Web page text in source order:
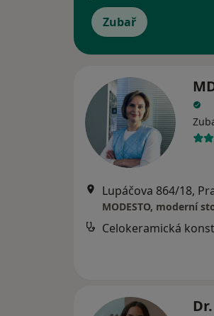
Zubař
Lupáčova 864/18,
MODESTO, moderní